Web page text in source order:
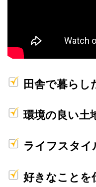
田舎で暮らし
環境の良い土
ライフスタイ
好きなことを